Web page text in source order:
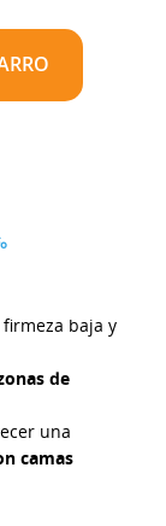
baja y
de
una
camas